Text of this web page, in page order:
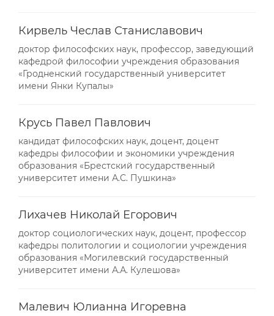
Кирвель Чеслав Станиславович
доктор философских наук, профессор, заведующий
кафедрой философии учреждения образования
«Гродненский государственный университет
имени Янки Купалы»
Крусь Павел Павлович
кандидат философских наук, доцент, доцент
кафедры философии и экономики учреждения
образования «Брестский государственный
университет имени А.С. Пушкина»
Лихачев Николай Егорович
доктор социологических наук, доцент, профессор
кафедры политологии и социологии учреждения
образования «Могилевский государственный
университет имени А.А. Кулешова»
Малевич Юлианна Игоревна